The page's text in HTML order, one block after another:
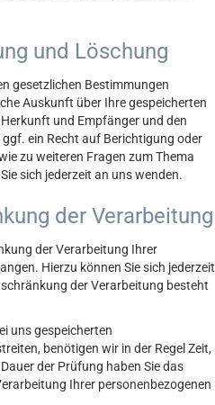
und Löschung
gesetzlichen Bestimmungen
Auskunft über Ihre gespeicherten
und Empfänger und den
ein Recht auf Berichtigung oder
zu weiteren Fragen zum Thema
sich jederzeit an uns wenden.
der Verarbeitung
der Verarbeitung Ihrer
Hierzu können Sie sich jederzeit
der Verarbeitung besteht
uns gespeicherten
benötigen wir in der Regel Zeit,
der Prüfung haben Sie das
Ihrer personenbezogenen